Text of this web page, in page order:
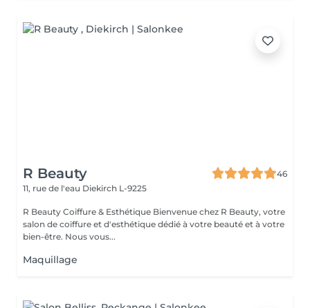
R Beauty
46
11, rue de l'eau Diekirch L-9225
R Beauty Coiffure & Esthétique Bienvenue chez R Beauty, votre
salon de coiffure et d'esthétique dédié à votre beauté et à votre
bien-être. Nous vous...
Maquillage